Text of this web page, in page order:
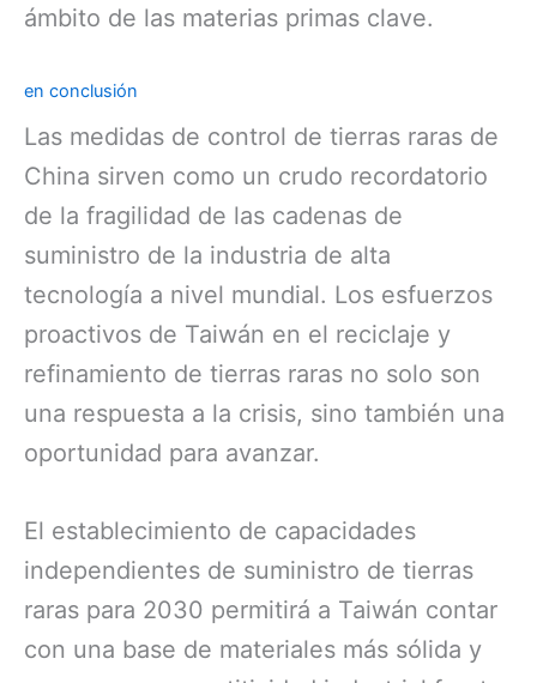
ámbito de las materias primas clave.
en conclusión
Las medidas de control de tierras raras de
China sirven como un crudo recordatorio
de la fragilidad de las cadenas de
suministro de la industria de alta
tecnología a nivel mundial. Los esfuerzos
proactivos de Taiwán en el reciclaje y
refinamiento de tierras raras no solo son
una respuesta a la crisis, sino también una
oportunidad para avanzar.
El establecimiento de capacidades
independientes de suministro de tierras
raras para 2030 permitirá a Taiwán contar
con una base de materiales más sólida y